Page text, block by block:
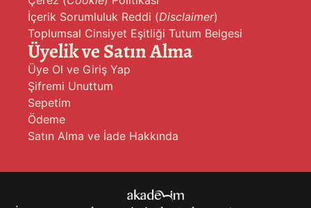
İçerik Sorumluluk Reddi (Disclaimer)
Toplumsal Cinsiyet Eşitliği Tutum Belgesi
Üyelik ve Satın Alma
Üye Ol ve Giriş Yap
Şifremi Unuttum
Sepetim
Ödeme
Satın Alma ve İade Hakkında